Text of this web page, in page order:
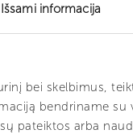
Išsami informacija
bei skelbimus,
bendriname su
pateiktos arba